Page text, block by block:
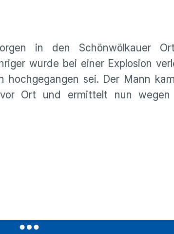
in den Schönwölkauer
wurde bei einer Explosion
hochgegangen sei. Der Mann
vor Ort und ermittelt nun wegen